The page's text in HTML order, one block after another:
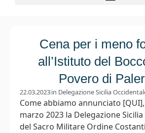
Cena per i meno
all’Istituto del
Povero di
22.03.2023in Delegazione Sicilia
Come abbiamo annunciato
marzo 2023 la Delegazione
del Sacro Militare Ordine